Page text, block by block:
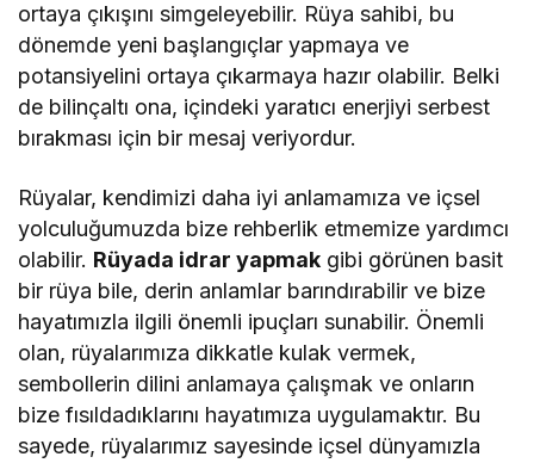
ortaya çıkışını simgeleyebilir. Rüya sahibi, bu
dönemde yeni başlangıçlar yapmaya ve
potansiyelini ortaya çıkarmaya hazır olabilir. Belki
de bilinçaltı ona, içindeki yaratıcı enerjiyi serbest
bırakması için bir mesaj veriyordur.
Rüyalar, kendimizi daha iyi anlamamıza ve içsel
yolculuğumuzda bize rehberlik etmemize yardımcı
olabilir. Rüyada idrar yapmak gibi görünen basit
bir rüya bile, derin anlamlar barındırabilir ve bize
hayatımızla ilgili önemli ipuçları sunabilir. Önemli
olan, rüyalarımıza dikkatle kulak vermek,
sembollerin dilini anlamaya çalışmak ve onların
bize fısıldadıklarını hayatımıza uygulamaktır. Bu
sayede, rüyalarımız sayesinde içsel dünyamızla